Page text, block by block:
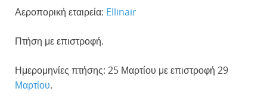
Αεροπορική εταιρεία: Ellinair
Πτήση με επιστροφή.
Ημερομηνίες πτήσης: 25 Μαρτίου με επιστροφή 29
Μαρτίου.